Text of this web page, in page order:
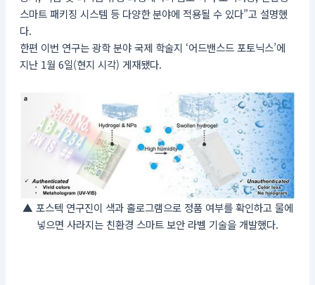
스마트 패키징 시스템 등 다양한 분야에 적용될 수 있다”고 설명했
다.
한편 이번 연구는 광학 분야 국제 학술지 ‘어드밴스드 포토닉스’에
지난 1월 6일(현지 시각) 게재됐다.
▲ 포스텍 연구진이 색과 홀로그램으로 정품 여부를 확인하고 물에
넣으면 사라지는 친환경 스마트 보안 라벨 기술을 개발했다.